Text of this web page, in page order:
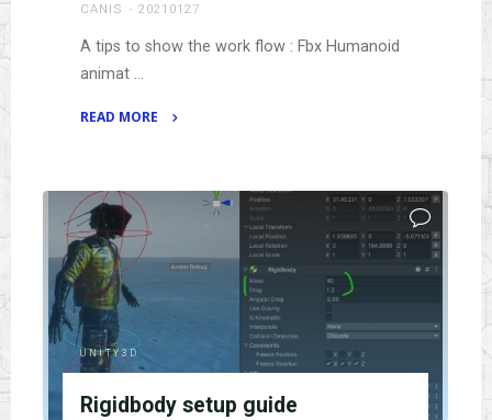
CANIS 20210127
A tips to show the work flow : Fbx Humanoid
animat …
READ MORE
look
good
in
Unity3D"
UNITY3D
Rigidbody setup guide